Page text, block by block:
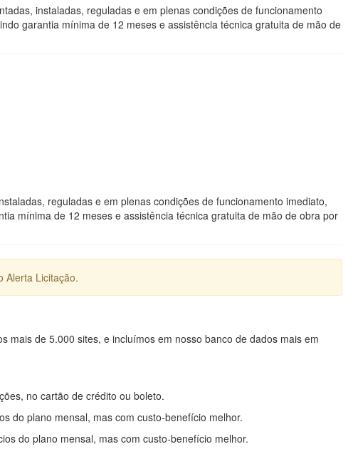
instaladas, reguladas e em plenas condições de funcionamento
garantia mínima de 12 meses e assistência técnica gratuita de mão de
reguladas e em plenas condições de funcionamento imediato,
mínima de 12 meses e assistência técnica gratuita de mão de obra por
Alerta Licitação.
mais de 5.000 sites, e incluímos em nosso banco de dados mais em
no cartão de crédito ou boleto.
do plano mensal, mas com custo-benefício melhor.
do plano mensal, mas com custo-benefício melhor.